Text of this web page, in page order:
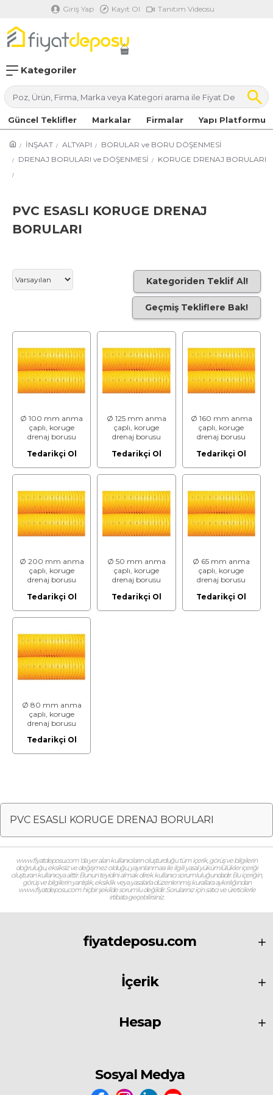
Giriş Yap Kayıt Ol Tanıtım Videosu
Kategoriler
Güncel Teklifler Markalar Firmalar Yapı Platformu
İNŞAAT ALTYAPI
BORULAR ve BORU DÖŞENMESİ
DRENAJ BORULARI ve DÖŞENMESİ
KORUGE DRENAJ BORULARI
PVC ESASLI KORUGE DRENAJ
BORULARI
Kategoriden Teklif Al!
Geçmiş Tekliflere Bak!
Ø 100 mm anma
çaplı, koruge
drenaj borusu
Tedarikçi Ol
Ø 125 mm anma
çaplı, koruge
drenaj borusu
Tedarikçi Ol
Ø 160 mm anma
çaplı, koruge
drenaj borusu
Tedarikçi Ol
Ø 200 mm anma
çaplı, koruge
drenaj borusu
Tedarikçi Ol
Ø 50 mm anma
çaplı, koruge
drenaj borusu
Tedarikçi Ol
Ø 65 mm anma
çaplı, koruge
drenaj borusu
Tedarikçi Ol
Ø 80 mm anma
çaplı, koruge
drenaj borusu
Tedarikçi Ol
PVC ESASLI KORUGE DRENAJ BORULARI
www.fiyatdeposu.com ‘da yer alan kullanıcıların oluşturduğu tüm içerik, görüş ve bilgilerin
doğruluğu, eksiksiz ve değişmez olduğu, yayınlanması ile ilgili yasal yükümlülükler içeriği
oluşturan kullanıcıya aittir. Bunun teyidini almak direk kullanıcı sorumluluğundadır. Bu içeriğin,
görüş ve bilgilerin yanlışlık, eksiklik veya yasalarla düzenlenmiş kurallara aykırılığından
www.fiyatdeposu.com hiçbir şekilde sorumlu değildir. Sorularınız için satıcı ve üreticilerle
irtibata geçebilirsiniz.
fiyatdeposu.com
İçerik
Hesap
Sosyal Medya